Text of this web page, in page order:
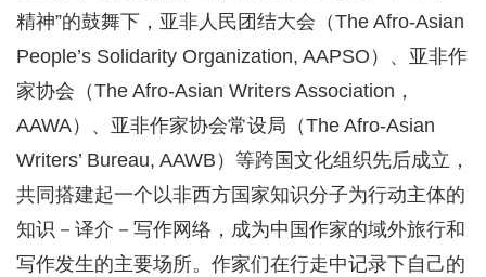
精神”的鼓舞下，亚非人民团结大会（The Afro-Asian
People’s Solidarity Organization, AAPSO）、亚非作
家协会（The Afro-Asian Writers Association，
AAWA）、亚非作家协会常设局（The Afro-Asian
Writers’ Bureau, AAWB）等跨国文化组织先后成立，
共同搭建起一个以非西方国家知识分子为行动主体的
知识－译介－写作网络，成为中国作家的域外旅行和
写作发生的主要场所。作家们在行走中记录下自己的